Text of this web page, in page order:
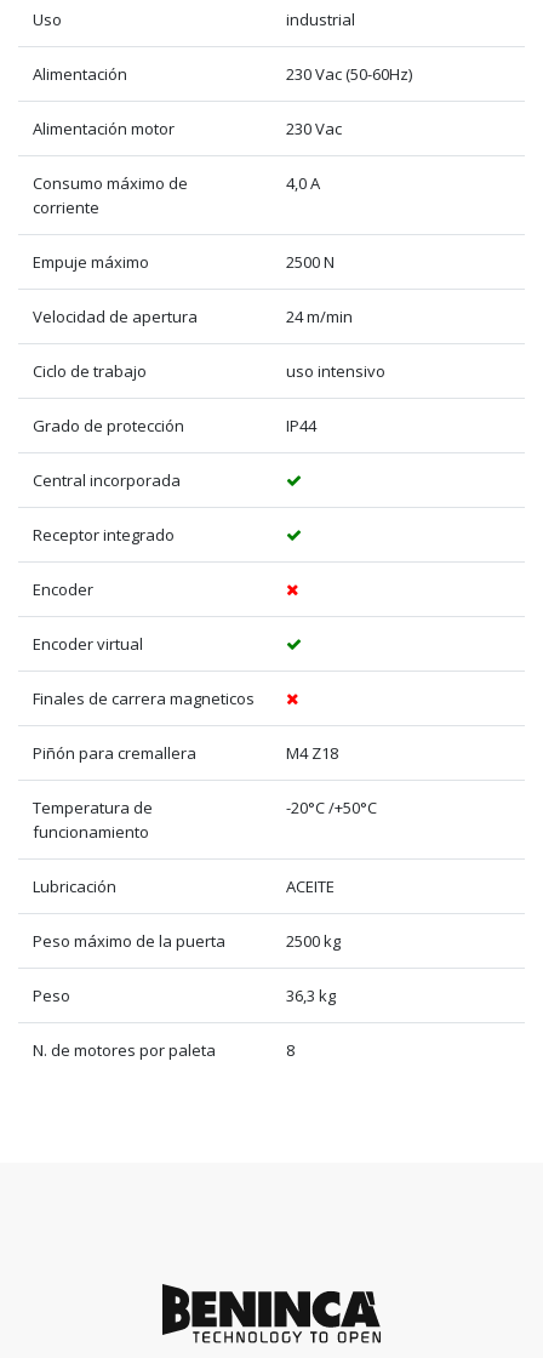
Uso industrial
Alimentación 230 Vac (50-60Hz)
Alimentación motor 230 Vac
Consumo máximo de
corriente
4,0 A
Empuje máximo 2500 N
Velocidad de apertura 24 m/min
Ciclo de trabajo uso intensivo
Grado de protección IP44
Central incorporada
Receptor integrado
Encoder
Encoder virtual
Finales de carrera magneticos
Piñón para cremallera M4 Z18
Temperatura de
funcionamiento
-20°C /+50°C
Lubricación ACEITE
Peso máximo de la puerta 2500 kg
Peso 36,3 kg
N. de motores por paleta 8